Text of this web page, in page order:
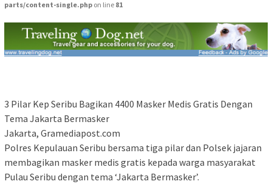
parts/content-single.php on line 81
3 Pilar Kep Seribu Bagikan 4400 Masker Medis Gratis Dengan
Tema Jakarta Bermasker
Jakarta, Gramediapost.com
Polres Kepulauan Seribu bersama tiga pilar dan Polsek jajaran
membagikan masker medis gratis kepada warga masyarakat
Pulau Seribu dengan tema ‘Jakarta Bermasker’.